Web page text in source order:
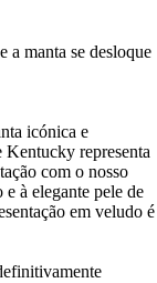
a manta se desloque
icónica e
Kentucky representa
com o nosso
à elegante pele de
em veludo é